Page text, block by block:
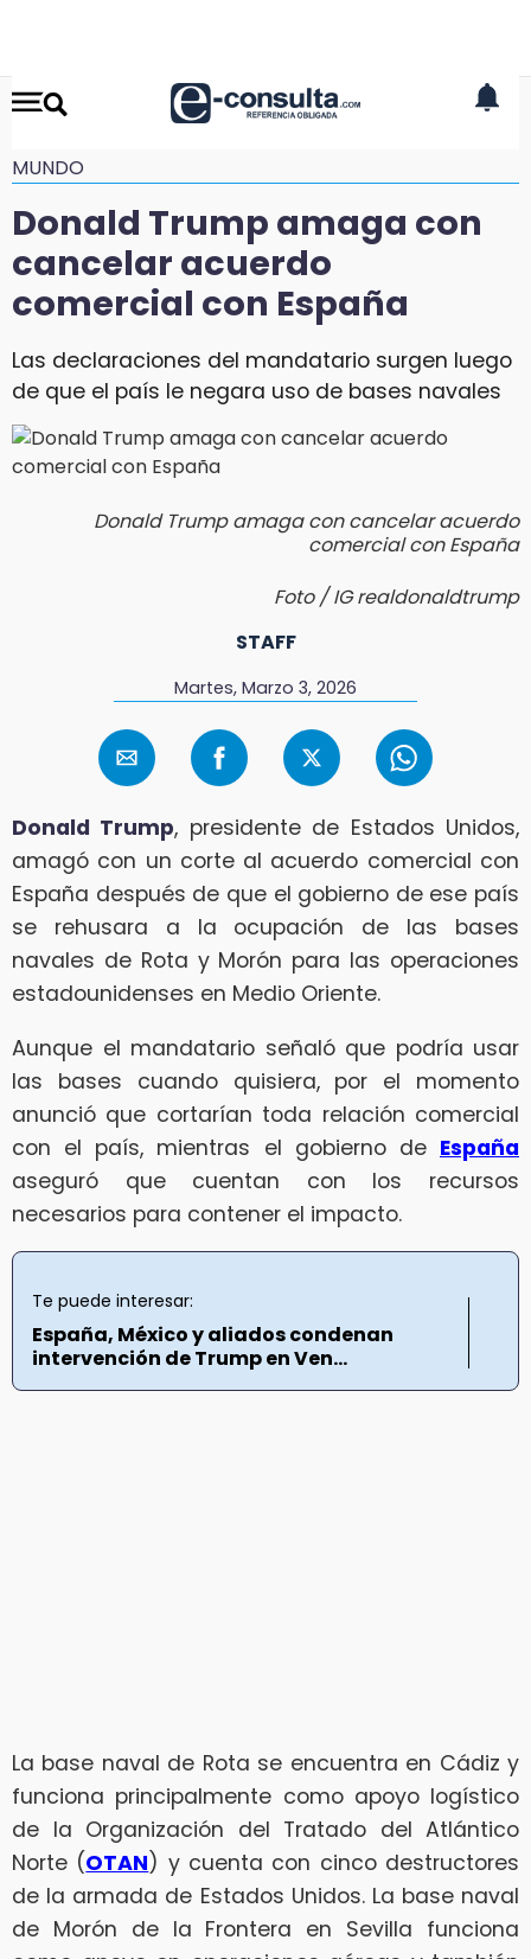
MUNDO
Donald Trump amaga con
cancelar acuerdo
comercial con España
Las declaraciones del mandatario surgen luego
de que el país le negara uso de bases navales
Donald Trump amaga con cancelar acuerdo
comercial con España
Foto / IG realdonaldtrump
STAFF
Martes, Marzo 3, 2026
Donald Trump, presidente de Estados Unidos,
amagó con un corte al acuerdo comercial con
España después de que el gobierno de ese país
se rehusara a la ocupación de las bases
navales de Rota y Morón para las operaciones
estadounidenses en Medio Oriente.
Aunque el mandatario señaló que podría usar
las bases cuando quisiera, por el momento
anunció que cortarían toda relación comercial
con el país, mientras el gobierno de España
aseguró que cuentan con los recursos
necesarios para contener el impacto.
Te puede interesar:
España, México y aliados condenan
intervención de Trump en Ven...
La base naval de Rota se encuentra en Cádiz y
funciona principalmente como apoyo logístico
de la Organización del Tratado del Atlántico
Norte (OTAN) y cuenta con cinco destructores
de la armada de Estados Unidos. La base naval
de Morón de la Frontera en Sevilla funciona